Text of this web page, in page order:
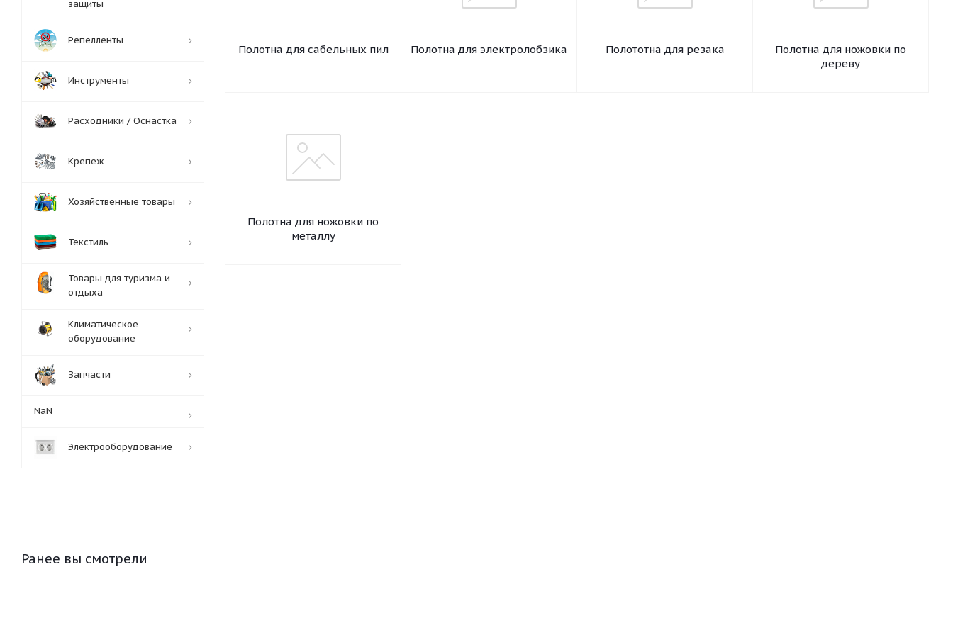
Полотна для сабельных пил Полотна для электролобзика Полототна для резака
Полотна для ножовки по
дереву
Полотна для ножовки по
металлу
защиты
Репелленты
Инструменты
Расходники / Оснастка
Крепеж
Хозяйственные товары
Текстиль
Товары для туризма и
отдыха
Климатическое
оборудование
Запчасти
NaN
Электрооборудование
Ранее вы смотрели